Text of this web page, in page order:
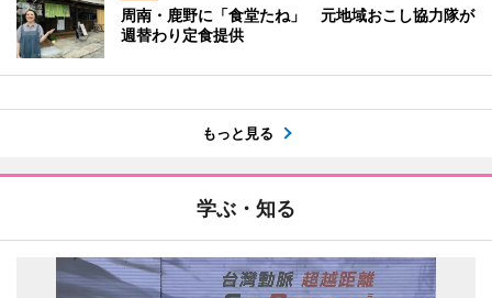
周南・鹿野に「食堂たね」 元地域おこし協力隊が
週替わり定食提供
もっと見る
学ぶ・知る